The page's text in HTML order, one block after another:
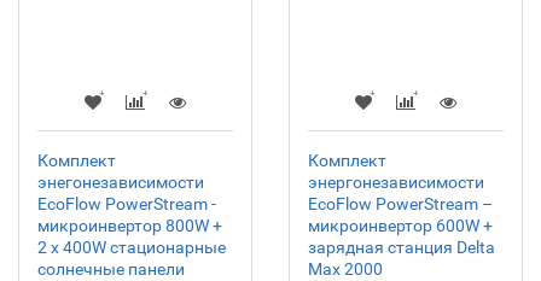
Комплект
энегонезависимости
EcoFlow PowerStream -
микроинвертор 800W +
2 x 400W стационарные
солнечные панели
Комплект
энергонезависимости
EcoFlow PowerStream –
микроинвертор 600W +
зарядная станция Delta
Max 2000